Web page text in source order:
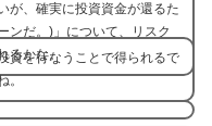
が、確実に投資資金が還るた
ンだ。)」について、リスク
るかな。
資を行なうことで得られるで
。